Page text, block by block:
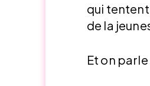
qui
de la
Et on